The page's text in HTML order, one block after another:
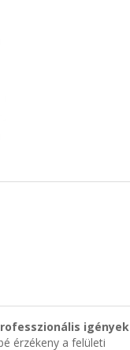
igények
érzékeny a felületi